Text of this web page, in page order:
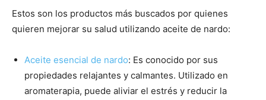
Estos son los productos más buscados por quienes
quieren mejorar su salud utilizando aceite de nardo:
Aceite esencial de nardo: Es conocido por sus
propiedades relajantes y calmantes. Utilizado en
aromaterapia, puede aliviar el estrés y reducir la